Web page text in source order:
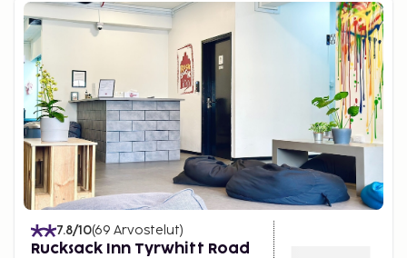
7.8/10(69 Arvostelut)
Rucksack Inn Tyrwhitt Road